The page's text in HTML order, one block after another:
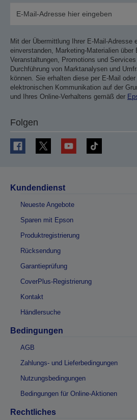
Mit der Übermittlung Ihrer E-Mail-Adresse
einverstanden, Marketing-Materialien über
Veranstaltungen, Promotions und
Durchführung von Marktanalysen und
können. Sie erhalten diese per E-Mail
elektronischen Kommunikation auf der
und Ihres Online-Verhaltens gemäß der
Folgen
Kundendienst
Neueste Angebote
Sparen mit Epson
Produktregistrierung
Rücksendung
Garantieprüfung
CoverPlus-Registrierung
Kontakt
Händlersuche
Bedingungen
AGB
Zahlungs- und Lieferbedingungen
Nutzungsbedingungen
Bedingungen für Online-Aktionen
Rechtliches